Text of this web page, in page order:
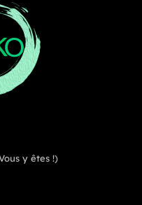
y êtes !)